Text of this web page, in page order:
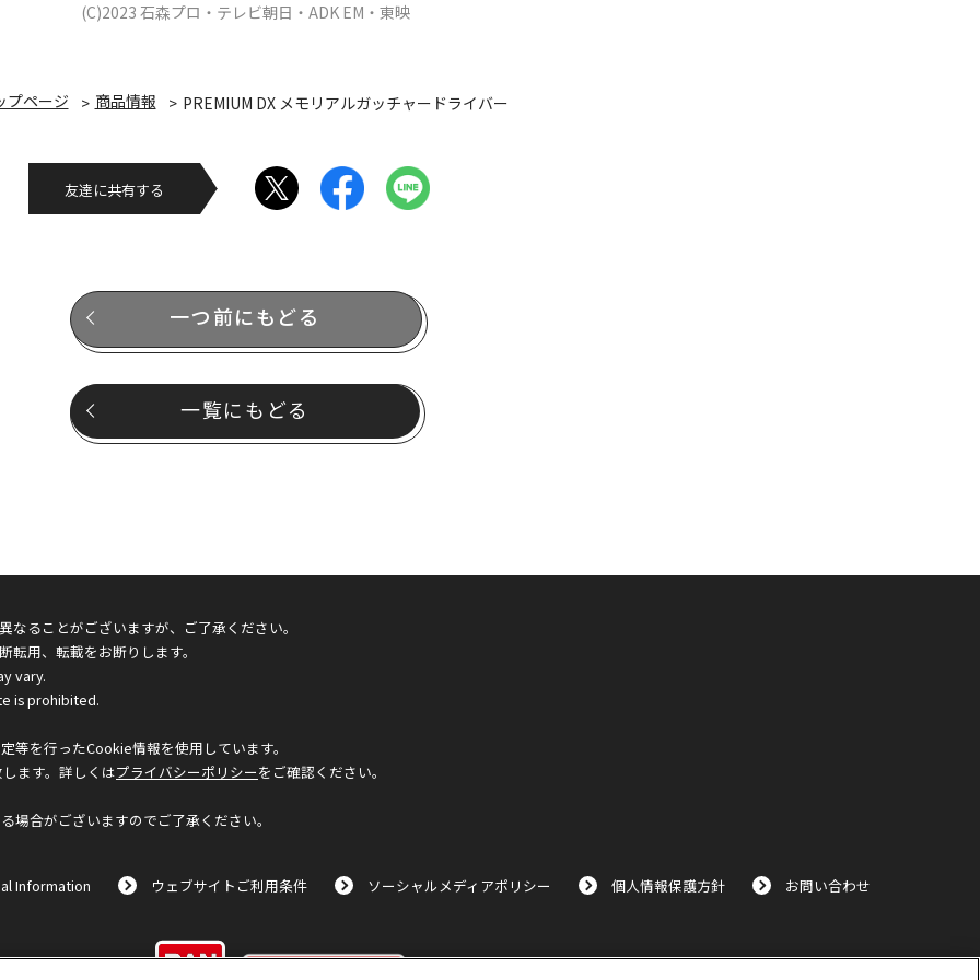
(C)2023 石森プロ・テレビ朝日・ADK EM・東映
プページ 商品情報 PREMIUM DX メモリアルガッチャードライバー
友達に共有する
一つ前にもどる
一覧にもどる
ることがございますが、ご了承ください。
用、転載をお断りします。
vary.
is prohibited.
を行ったCookie情報を使用しています。
ます。詳しくはプライバシーポリシーをご確認ください。
合がございますのでご了承ください。
Information ウェブサイトご利用条件 ソーシャルメディアポリシー 個人情報保護方針 お問い合わせ